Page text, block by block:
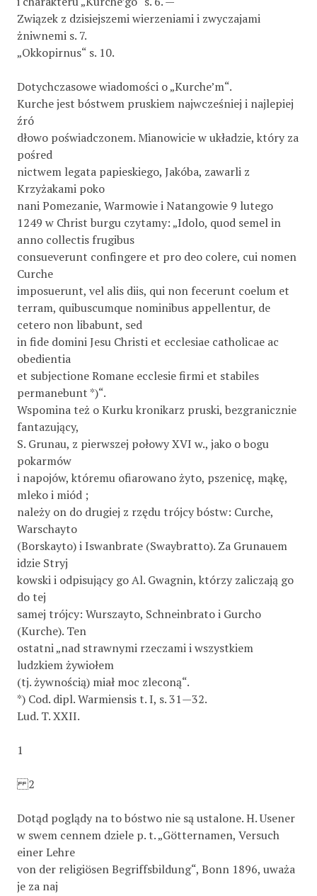
Związek z dzisiejszemi wierzeniami i zwyczajami
żniwnemi s. 7.
„Okkopirnus“ s. 10.
Dotychczasowe wiadomości o „Kurche’m“.
Kurche jest bóstwem pruskiem najwcześniej i najlepiej
źró­
dłowo poświadczonem. Mianowicie w układzie, który za
pośred­
nictwem legata papieskiego, Jakóba, zawarli z
Krzyżakami poko­
nani Pomezanie, Warmowie i Natangowie 9 lutego
1249 w Christ burgu czytamy: „Idolo, quod semel in
anno collectis frugibus
consueverunt confingere et pro deo colere, cui nomen
Curche
imposuerunt, vel alis diis, qui non fecerunt coelum et
terram, quibuscumque nominibus appellentur, de
cetero non libabunt, sed
in fide domini Jesu Christi et ecclesiae catholicae ac
obedientia
et subjectione Romane ecclesie firmi et stabiles
permanebunt *)“.
Wspomina też o Kurku kronikarz pruski, bezgranicznie
fantazujący,
S. Grunau, z pierwszej połowy XVI w., jako o bogu
pokarmów
i napojów, któremu ofiarowano żyto, pszenicę, mąkę,
mleko i miód ;
należy on do drugiej z rzędu trójcy bóstw: Curche,
Warschayto
(Borskayto) i Iswanbrate (Swaybratto). Za Grunauem
idzie Stryj­
kowski i odpisujący go Al. Gwagnin, którzy zaliczają go
do tej
samej trójcy: Wurszayto, Schneinbrato i Gurcho
(Kurche). Ten
ostatni „nad strawnymi rzeczami i wszystkiem
ludzkiem żywiołem
(tj. żywnością) miał moc zleconą“.
*) Cod. dipl. Warmiensis t. I, s. 31—32.
Lud. T. XXII.
1
2
Dotąd poglądy na to bóstwo nie są ustalone. H. Usener
w swem cennem dziele p. t. „Götternamen, Versuch
einer Lehre
von der religiösen Begriffsbildung“, Bonn 1896, uważa
je za naj­